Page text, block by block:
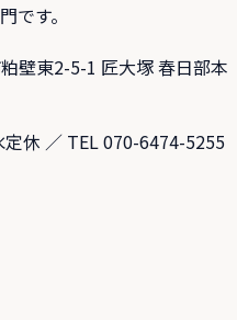
です。
壁東2-5-1 匠大塚 春日部本
休 ／ TEL 070-6474-5255